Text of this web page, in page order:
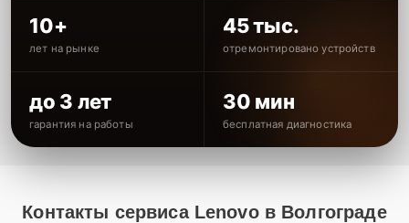
10+
лет на рынке
45 тыс.
отремонтировано устройств
до 3 лет
гарантия на работы
30 мин
бесплатная диагностика
Контакты сервиса Lenovo в Волгограде